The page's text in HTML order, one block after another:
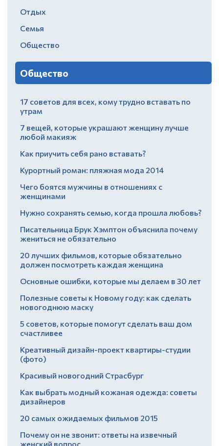
Отдых
Семья
Общество
Общество
17 советов для всех, кому трудно вставать по
утрам
7 вещей, которые украшают женщину лучше
любой макияж
Как приучить себя рано вставать?
Курортный роман: пляжная мода 2014
Чего боятся мужчины в отношениях с
женщинами
Нужно сохранять семью, когда прошла любовь?
Писательница Брук Хэмптон объяснила почему
жениться не обязательно
20 лучших фильмов, которые обязательно
должен посмотреть каждая женщина
Основные ошибки, которые мы делаем в 30 лет
Полезные советы к Новому году: как сделать
новогоднюю маску
5 советов, которые помогут сделать ваш дом
счастливее
Креативный дизайн-проект квартиры-студии
(фото)
Красивый новогодний Страсбург
Как выбрать модный кожаная одежда: советы
дизайнеров
20 самых ожидаемых фильмов 2015
Почему он не звонит: ответы на извечный
женский вопрос